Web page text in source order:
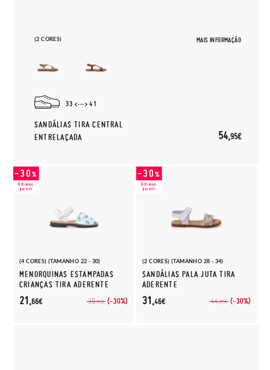
(2 CORES) MAIS INFORMAÇÃO
33 41
SANDÁLIAS TIRA CENTRAL
ENTRELAÇADA
54,95€
(4 CORES) (TAMANHO 22 - 30)
MENORQUINAS ESTAMPADAS
CRIANÇAS TIRA ADERENTE
30,95€ (-30%)
21,66€
(2 CORES) (TAMANHO 28 - 34)
SANDÁLIAS PALA JUTA TIRA
ADERENTE
44,95€ (-30%)
31,46€